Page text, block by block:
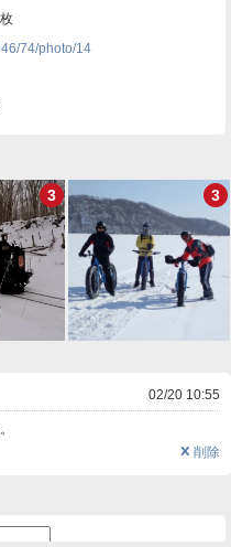
74/photo/14
3 3
02/20 10:55
❌ 削除